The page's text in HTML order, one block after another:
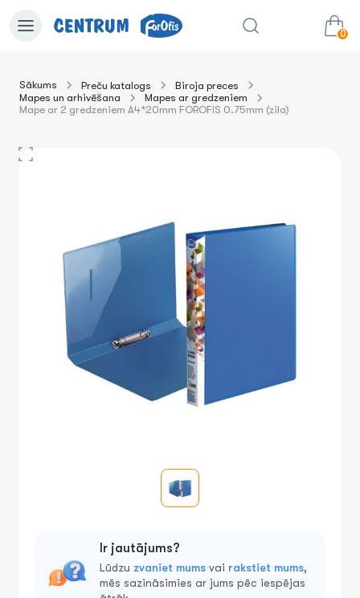
0
uz grozu Summa:0.00€
Sākums Preču katalogs
Biroja preces
Mapes un arhivēšana
Mapes ar gredzeniem
Mape ar 2 gredzeniem A4*20mm FOROFIS 0.75mm (zila)
Ir jautājums?
Lūdzu zvaniet mums vai rakstiet mums,
mēs sazināsimies ar jums pēc iespējas